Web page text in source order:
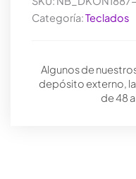
costuras
LED
cantidad
Categoría:Teclados
Algunos de
depósito externo,
de 48